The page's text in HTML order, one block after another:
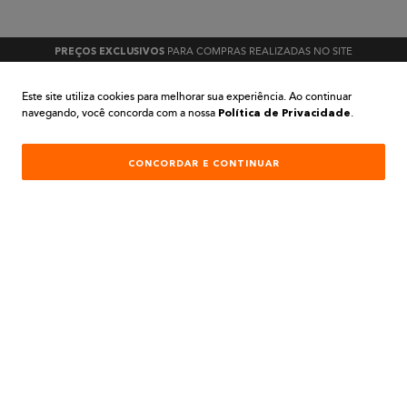
PREÇOS EXCLUSIVOS PARA COMPRAS REALIZADAS NO SITE
INSTITUCIONAL
Este site utiliza cookies para melhorar sua experiência. Ao continuar
navegando, você concorda com a nossa Política de Privacidade.
CONCORDAR E CONTINUAR